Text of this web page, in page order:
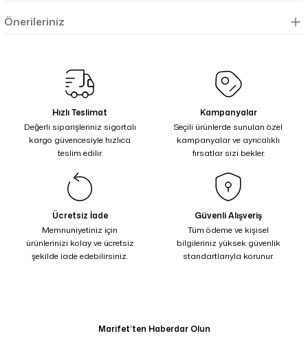
Önerileriniz
Hızlı Teslimat
Değerli siparişleriniz sigortalı
kargo güvencesiyle hızlıca
teslim edilir.
Kampanyalar
Seçili ürünlerde sunulan özel
kampanyalar ve ayrıcalıklı
fırsatlar sizi bekler.
Ücretsiz İade
Memnuniyetiniz için
ürünlerinizi kolay ve ücretsiz
şekilde iade edebilirsiniz.
Güvenli Alışveriş
Tüm ödeme ve kişisel
bilgileriniz yüksek güvenlik
standartlarıyla korunur.
Marifet’ten Haberdar Olun